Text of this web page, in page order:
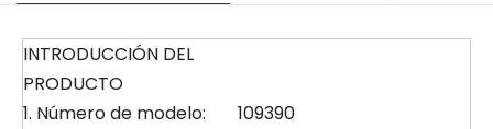
INTRODUCCIÓN DEL
PRODUCTO
1. Número de modelo:
109390